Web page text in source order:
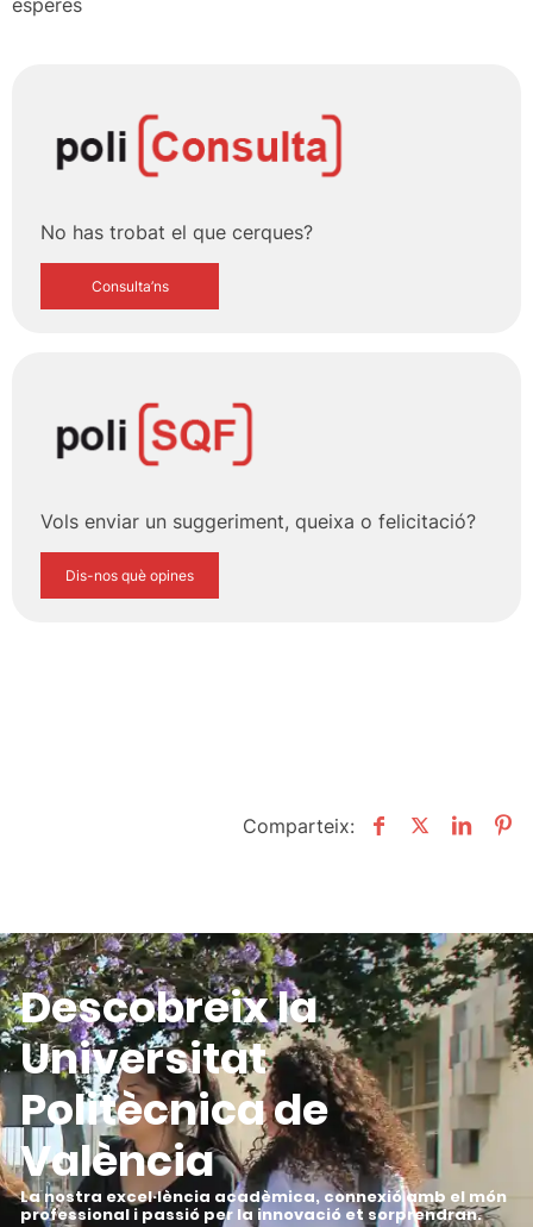
No has trobat el que cerques?
Consulta’ns
Vols enviar un suggeriment, queixa o felicitació?
Dis-nos què opines
Comparteix:
Descobreix la
Universitat
Politècnica de
València
La nostra excel·lència acadèmica, connexió amb el món
professional i passió per la innovació et sorprendran.